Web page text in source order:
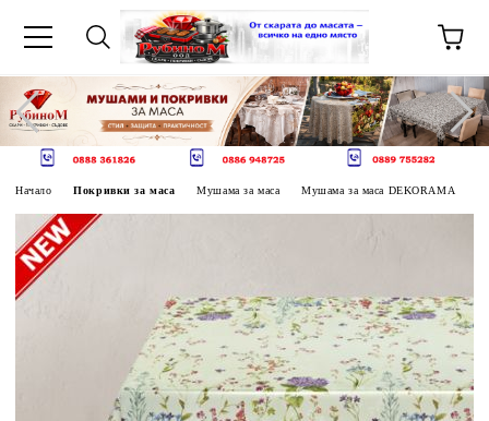
Начало Покривки за маса Мушама за маса Мушама за маса DEKORAMA